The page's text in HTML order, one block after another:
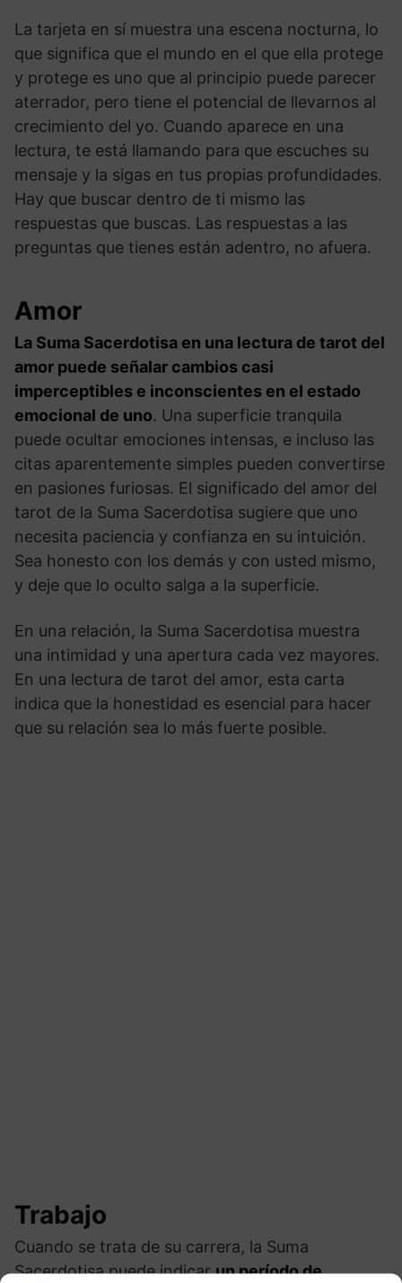
La tarjeta en sí muestra una escena nocturna, lo
que significa que el mundo en el que ella protege
y protege es uno que al principio puede parecer
aterrador, pero tiene el potencial de llevarnos al
crecimiento del yo. Cuando aparece en una
lectura, te está llamando para que escuches su
mensaje y la sigas en tus propias profundidades.
Hay que buscar dentro de ti mismo las
respuestas que buscas. Las respuestas a las
preguntas que tienes están adentro, no afuera.
Amor
La Suma Sacerdotisa en una lectura de tarot del
amor puede señalar cambios casi
imperceptibles e inconscientes en el estado
emocional de uno. Una superficie tranquila
puede ocultar emociones intensas, e incluso las
citas aparentemente simples pueden convertirse
en pasiones furiosas. El significado del amor del
tarot de la Suma Sacerdotisa sugiere que uno
necesita paciencia y confianza en su intuición.
Sea honesto con los demás y con usted mismo,
y deje que lo oculto salga a la superficie.
En una relación, la Suma Sacerdotisa muestra
una intimidad y una apertura cada vez mayores.
En una lectura de tarot del amor, esta carta
indica que la honestidad es esencial para hacer
que su relación sea lo más fuerte posible.
Trabajo
Cuando se trata de su carrera, la Suma
Sacerdotisa puede indicarun período de